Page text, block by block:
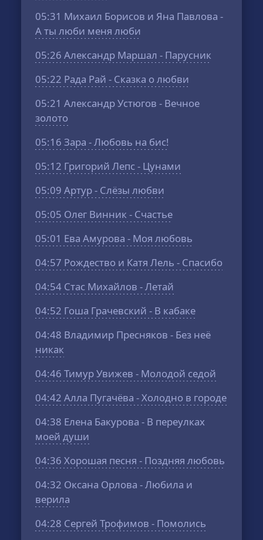
05:31 Михаил Борисов и Яна Павлова -
А ты люби меня люби
05:26 Александр Маршал - Парусник
05:22 Рада Рай - Сказка о любви
05:21 Александр Устюгов - Вечное
золото
05:16 Зара - Любовь на бис!
05:12 Григорий Лепс - Цунами
05:09 Артур - Слёзы любви
05:05 Олег Винник - Счастье
05:01 Ева Амурова - Моя любовь
04:57 Рождество и Катя Лель - Спасибо
04:54 Стас Михайлов - Летай
04:52 Гоша Грачевский - В кабаке
04:48 Владимир Пресняков - Без неё
никак
04:46 Тимур Увижев - Молодой седой
04:42 Алла Пугачёва - Холодно в городе
04:38 Елена Бакурова - В переулках
моей души
04:36 Хорошая песня - Поздняя любовь
04:32 Оксана Орлова - Любила и
верила
04:28 Сергей Трофимов - Помолись